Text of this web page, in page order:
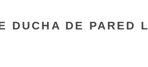
DUCHA DE PARED